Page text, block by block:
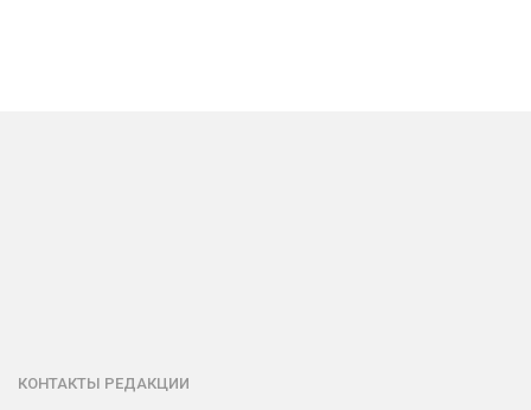
КОНТАКТЫ РЕДАКЦИИ